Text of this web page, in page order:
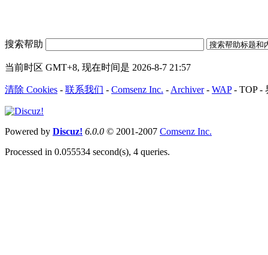
搜索帮助
当前时区 GMT+8, 现在时间是 2026-8-7 21:57
清除 Cookies - 联系我们 - Comsenz Inc. - Archiver- WAP- TOP-
Powered by Discuz! 6.0.0 © 2001-2007 Comsenz Inc.
Processed in 0.055534 second(s), 4 queries.